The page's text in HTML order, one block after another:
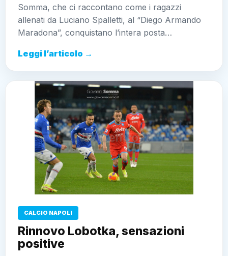
Somma, che ci raccontano come i ragazzi
allenati da Luciano Spalletti, al “Diego Armando
Maradona”, conquistano l’intera posta…
Leggi l’articolo →
CALCIO NAPOLI
Rinnovo Lobotka, sensazioni
positive